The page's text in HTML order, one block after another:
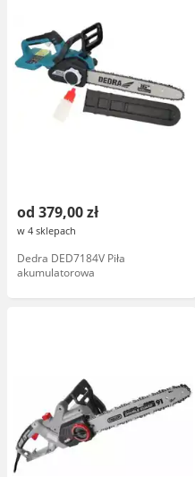
od 379,00 zł
w 4 sklepach
Dedra DED7184V Piła
akumulatorowa